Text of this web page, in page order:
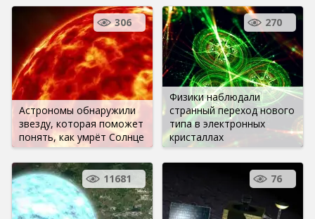
Астрономы обнаружили
звезду, которая поможет
понять, как умрёт Солнце
306
Физики наблюдали
странный переход нового
типа в электронных
кристаллах
270
11681 76